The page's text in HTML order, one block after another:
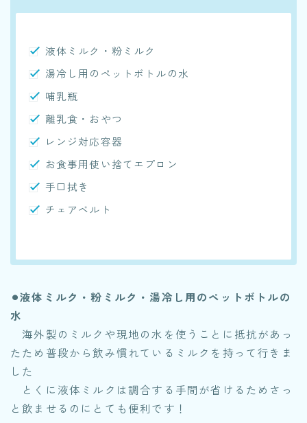
液体ミルク・粉ミルク
湯冷し用のペットボトルの水
哺乳瓶
離乳食・おやつ
レンジ対応容器
お食事用使い捨てエプロン
手口拭き
チェアベルト
⚫︎液体ミルク・粉ミルク・湯冷し用のペットボトルの
水
海外製のミルクや現地の水を使うことに抵抗があっ
たため普段から飲み慣れているミルクを持って行きま
した
とくに液体ミルクは調合する手間が省けるためさっ
と飲ませるのにとても便利です！